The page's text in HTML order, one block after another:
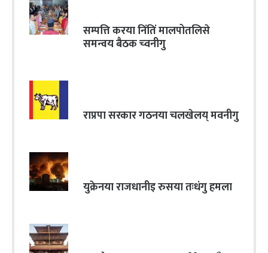
सम्पत्ति करया निंतिं मालपोतलिसे
समन्वय बैठक च्वनीगु
राप्रपा सरकार गठनया चलखेलय् मवनीगु
युक्रेनया राजधानीइ रुसया तःधंगु हमला